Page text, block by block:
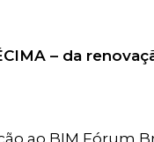
– da
ao BIM Fórum